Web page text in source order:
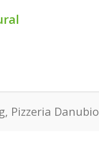
Pizzeria Danubio